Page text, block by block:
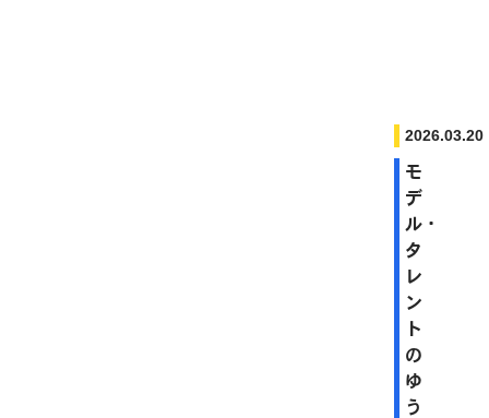
2026.03.20
モ
デ
ル・
タ
レ
ン
ト
の
ゆ
う